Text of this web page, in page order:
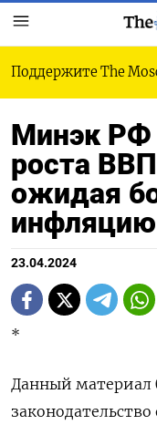
Поддержите The
Минэк РФ
роста
ожидая
23.04.2024
*
Данный материал